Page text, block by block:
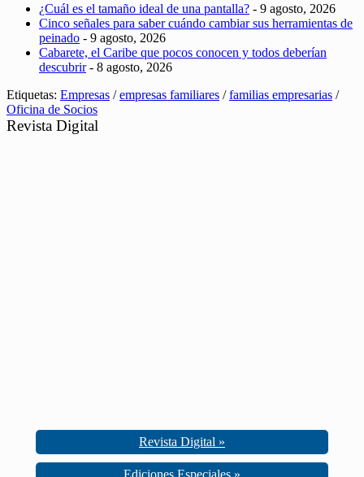
¿Cuál es el tamaño ideal de una pantalla? - 9 agosto, 2026
Cinco señales para saber cuándo cambiar sus herramientas de
peinado - 9 agosto, 2026
Cabarete, el Caribe que pocos conocen y todos deberían
descubrir- 8 agosto, 2026
Etiquetas: Empresas /empresas familiares /familias empresarias /
Oficina de Socios
Revista Digital
Revista Digital »
Ediciones Especiales »